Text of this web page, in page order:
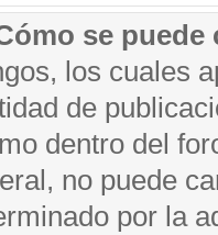
se
los cuales
de
dentro del
no puede
por la